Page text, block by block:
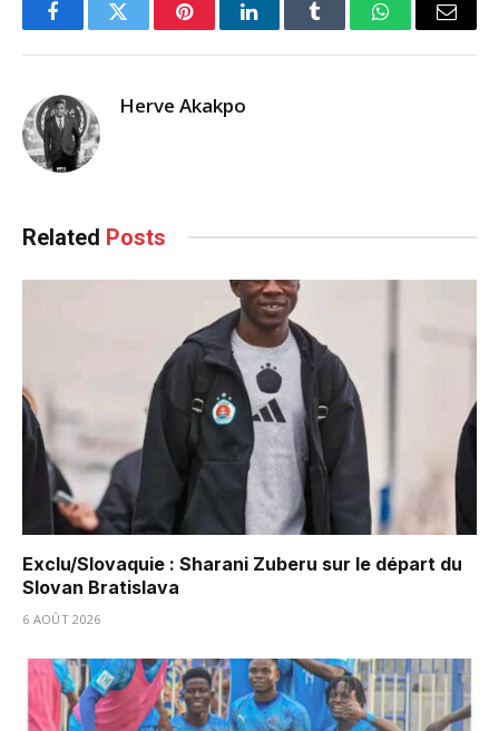
FacebookTwitter PinterestLinkedInTumblr WhatsAppEmail
Herve Akakpo
Related Posts
Exclu/Slovaquie : Sharani Zuberu sur le départ du
Slovan Bratislava
6 AOÛT 2026